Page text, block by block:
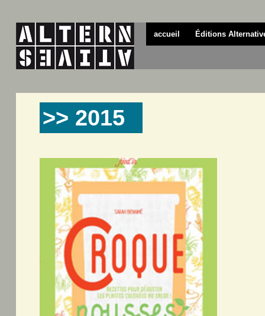
accueil Éditions
>> 2015